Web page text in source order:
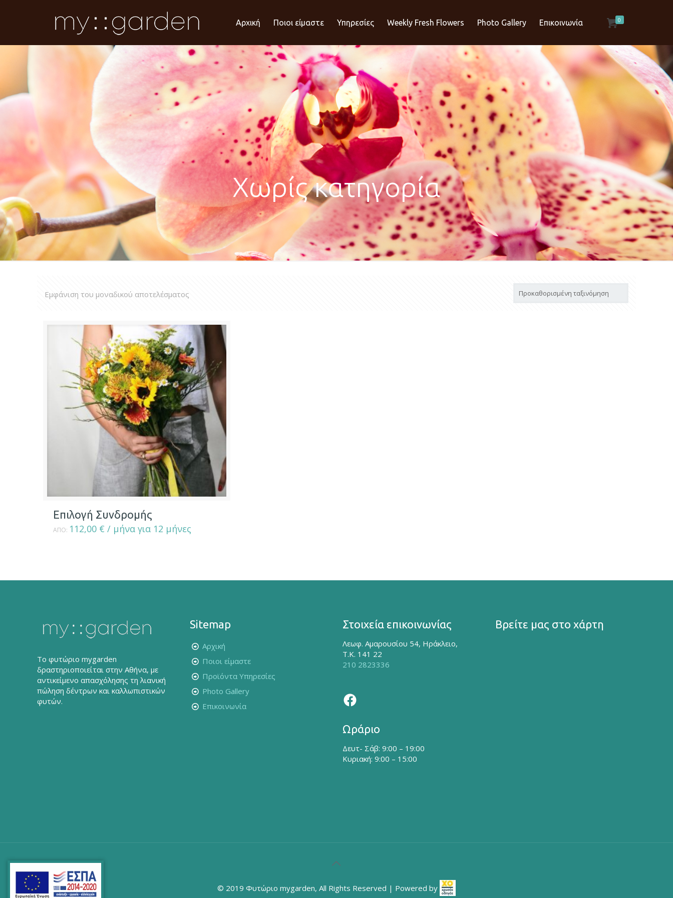
Αρχική Ποιοι είμαστε Υπηρεσίες Weekly Fresh Flowers Photo Gallery Επικοινωνία 0
Χωρίς κατηγορία
Εμφάνιση του μοναδικού αποτελέσματος
Επιλογή Συνδρομής
ΑΠΌ: 112,00 € / μήνα για 12 μήνες
Το φυτώριο mygarden
δραστηριοποιείται στην Αθήνα, με
αντικείμενο απασχόλησης τη λιανική
πώληση δέντρων και καλλωπιστικών
φυτών.
Sitemap
Αρχική
Ποιοι είμαστε
Προϊόντα Υπηρεσίες
Photo Gallery
Επικοινωνία
Στοιχεία επικοινωνίας
Λεωφ. Αμαρουσίου 54, Ηράκλειο,
Τ.Κ. 141 22
210 2823336
Ωράριο
Δευτ- Σάβ: 9:00 – 19:00
Κυριακή: 9:00 – 15:00
Βρείτε μας στο χάρτη
© 2019 Φυτώριο mygarden, All Rights Reserved | Powered by